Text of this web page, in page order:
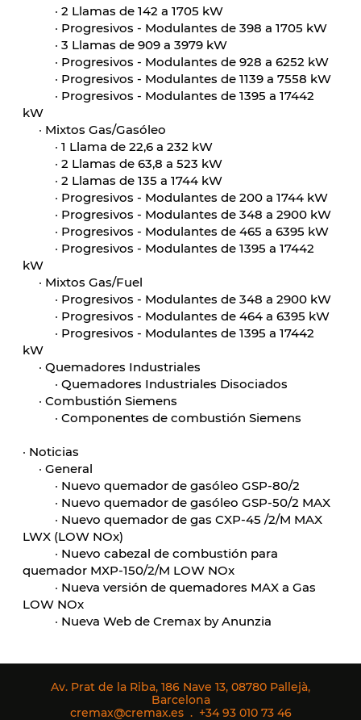
·2 Llamas de 142 a 1705 kW
· Progresivos - Modulantes de 398 a 1705 kW
·3 Llamas de 909 a 3979 kW
· Progresivos - Modulantes de 928 a 6252 kW
· Progresivos - Modulantes de 1139 a 7558 kW
· Progresivos - Modulantes de 1395 a 17442
kW
· Mixtos Gas/Gasóleo
·1 Llama de 22,6 a 232 kW
·2 Llamas de 63,8 a 523 kW
·2 Llamas de 135 a 1744 kW
· Progresivos - Modulantes de 200 a 1744 kW
· Progresivos - Modulantes de 348 a 2900 kW
· Progresivos - Modulantes de 465 a 6395 kW
· Progresivos - Modulantes de 1395 a 17442
kW
· Mixtos Gas/Fuel
· Progresivos - Modulantes de 348 a 2900 kW
· Progresivos - Modulantes de 464 a 6395 kW
· Progresivos - Modulantes de 1395 a 17442
kW
·Quemadores Industriales
·Quemadores Industriales Disociados
·Combustión Siemens
·Componentes de combustión Siemens
· Noticias
·General
· Nuevo quemador de gasóleo GSP-80/2
· Nuevo quemador de gasóleo GSP-50/2 MAX
· Nuevo quemador de gas CXP-45 /2/M MAX
LWX (LOW NOx)
· Nuevo cabezal de combustión para
quemador MXP-150/2/M LOW NOx
· Nueva versión de quemadores MAX a Gas
LOW NOx
· Nueva Web de Cremax by Anunzia
Av. Prat de la Riba, 186 Nave 13, 08780 Pallejà,
Barcelona
cremax@cremax.es. +34 93 010 73 46